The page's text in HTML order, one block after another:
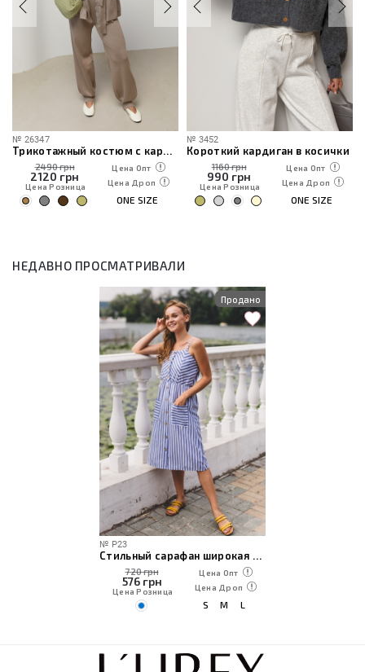
№ 26347
Трикотажный костюм с кардиганом, топом и брюками
2490 грн
2120 грн
Цена Розница
Цена Опт
Цена Дроп
ONE SIZE
№ 3452
Короткий кардиган в косички
1160 грн
990 грн
Цена Розница
Цена Опт
Цена Дроп
ONE SIZE
НЕДАВНО ПРОСМАТРИВАЛИ
Продано
№ P23
Стильный сарафан широкая полоска
720 грн
576грн
Цена Розница
Цена Опт
Цена Дроп
S M L